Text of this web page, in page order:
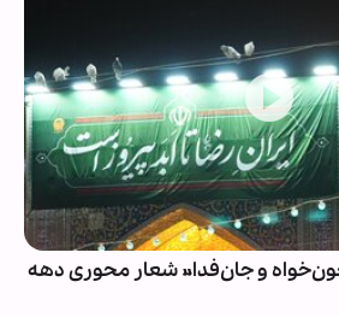
خون‌خواه و جان‌فدا» شعار محوری دهه